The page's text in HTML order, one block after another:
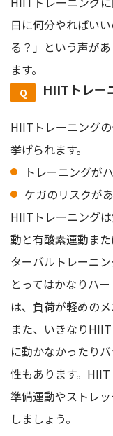
日に何分やればい
る？」という声が
ます。
HIITトレー
HIITトレーニング
挙げられます。
トレーニングが
ケガのリスクが
HIITトレーニング
動と有酸素運動ま
ターバルトレーニ
とってはかなりハ
は、負荷が軽めの
また、いきなり
に動かなかったり
性もあります。
準備運動やストレ
しましょう。